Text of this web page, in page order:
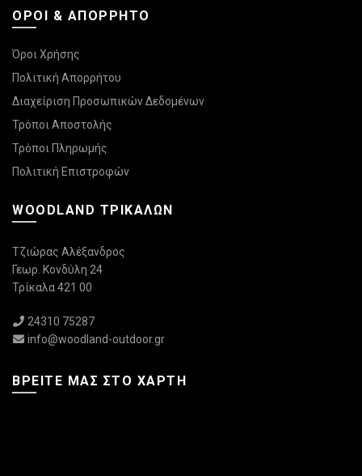
ΌΡΟΙ & ΑΠΌΡΡΗΤΟ
Όροι Χρήσης
Πολιτική Απορρήτου
Διαχείριση Προσωπικών Δεδομένων
Τρόποι Αποστολής
Τρόποι Πληρωμής
Πολιτική Επιστροφών
WOODLAND ΤΡΙΚΆΛΩΝ
Τζιώρας Αλέξανδρος
Γεωρ. Κονδύλη 24
Τρίκαλα 421 00
24310 75287
info@woodland-outdoor.gr
ΒΡΕΊΤΕ ΜΑΣ ΣΤΟ ΧΆΡΤΗ